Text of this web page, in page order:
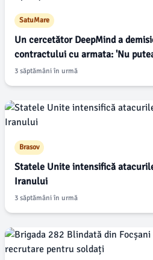
SatuMare
Un cercetător DeepMind a
contractului cu armata: 'Nu
buna conștiință'
3 săptămâni în urmă
Brasov
Statele Unite intensifică
Iranului
3 săptămâni în urmă